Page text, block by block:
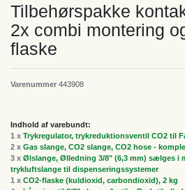
Tilbehørspakke
2x combi montering
flaske
Varenummer 443908
Indhold af varebundt:
1 x Trykregulator, trykreduktionsventil CO2 til
2 x Gas slange, CO2 slange, CO2 hose -
3 x Ølslange, Ølledning 3/8" (6,3 mm) sælges i
trykluftslange til dispenseringssystemer
1 x CO2-flaske (kuldioxid, carbondioxid), 2 kg